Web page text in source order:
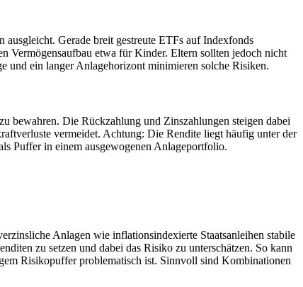
Gerade breit gestreute ETFs auf Indexfonds
Vermögensaufbau etwa für Kinder. Eltern sollten jedoch nicht
und ein langer Anlagehorizont minimieren solche Risiken.
bewahren. Die Rückzahlung und Zinszahlungen steigen dabei
vermeidet. Achtung: Die Rendite liegt häufig unter der
Puffer in einem ausgewogenen Anlageportfolio.
Anlagen wie inflationsindexierte Staatsanleihen stabile
zu setzen und dabei das Risiko zu unterschätzen. So kann
Risikopuffer problematisch ist. Sinnvoll sind Kombinationen